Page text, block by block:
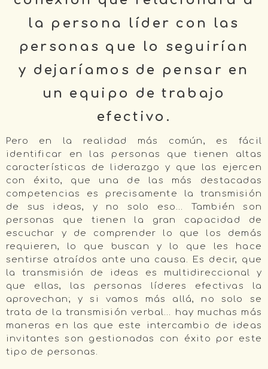
la persona líder con las
personas que lo seguirían
y dejaríamos de pensar en
un equipo de trabajo
efectivo.
Pero en la realidad más común, es fácil
identificar en las personas que tienen altas
características de liderazgo y que las ejercen
con éxito, que una de las más destacadas
competencias es precisamente la transmisión
de sus ideas, y no solo eso… También son
personas que tienen la gran capacidad de
escuchar y de comprender lo que los demás
requieren, lo que buscan y lo que les hace
sentirse atraídos ante una causa. Es decir, que
la transmisión de ideas es multidireccional y
que ellas, las personas líderes efectivas la
aprovechan; y si vamos más allá, no solo se
trata de la transmisión verbal… hay muchas más
maneras en las que este intercambio de ideas
invitantes son gestionadas con éxito por este
tipo de personas.